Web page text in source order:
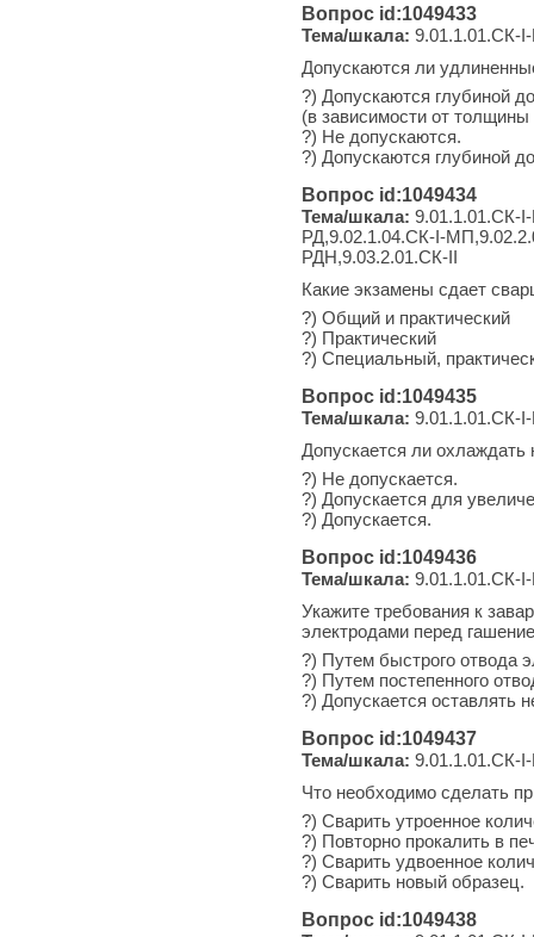
Вопрос id:1049433
Тема/шкала: 9.01.1.01.СК-
Допускаются ли
?) Допускаются глубиной
(в зависимости от
?) Не допускаются.
?) Допускаются глубиной
Вопрос id:1049434
Тема/шкала: 9.01.1.01.СК-
РД,9.02.1.04.СК-I-
РДН,9.03.2.01.СК-II
Какие экзамены сдает
?) Общий и практический
?) Практический
?) Специальный,
Вопрос id:1049435
Тема/шкала: 9.01.1.01.СК-
Допускается ли
?) Не допускается.
?) Допускается для
?) Допускается.
Вопрос id:1049436
Тема/шкала: 9.01.1.01.СК-
Укажите требования к
электродами перед
?) Путем быстрого отвода
?) Путем постепенного
?) Допускается оставлять
Вопрос id:1049437
Тема/шкала: 9.01.1.01.СК-
Что необходимо сделать
?) Сварить утроенное
?) Повторно прокалить в
?) Сварить удвоенное
?) Сварить новый образец.
Вопрос id:1049438